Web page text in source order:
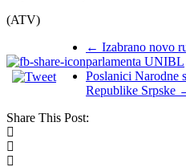
(ATV)
← Izabrano novo
parlamenta UNIBL
Poslanici Narodne
Republike Srpske
Share This Post: